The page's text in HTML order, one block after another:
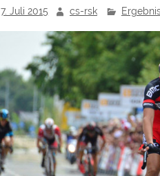
7. Juli 2015 cs-rsk